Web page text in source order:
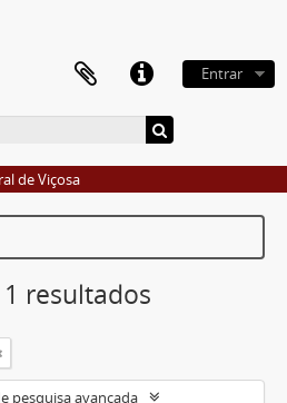
Entrar
de Viçosa
resultados
pesquisa avançada